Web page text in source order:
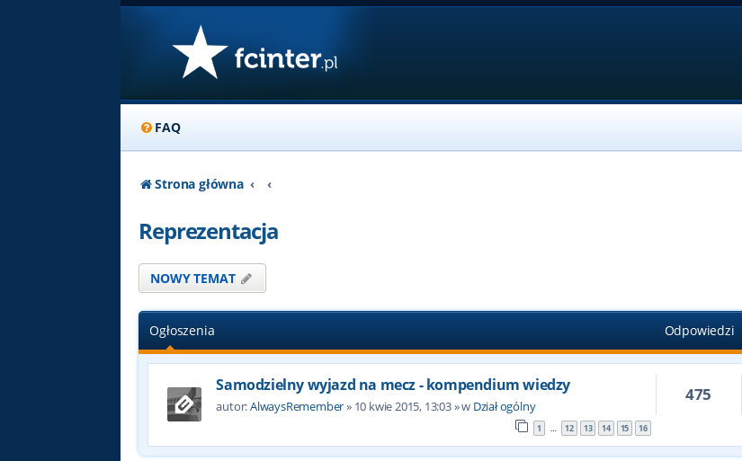
FAQ
Strona główna
Reprezentacja
NOWY TEMAT
Ogłoszenia Odpowiedzi
Samodzielny wyjazd na mecz - kompendium wiedzy
autor:AlwaysRemember» 10 kwie 2015, 13:03» w Dział ogólny
1 … 12 13 14 15 16
475